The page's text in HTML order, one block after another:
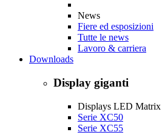
News
Fiere ed esposizioni
Tutte le news
Lavoro & carriera
Downloads
Display giganti
Displays LED Matrix
Serie XC50
Serie XC55